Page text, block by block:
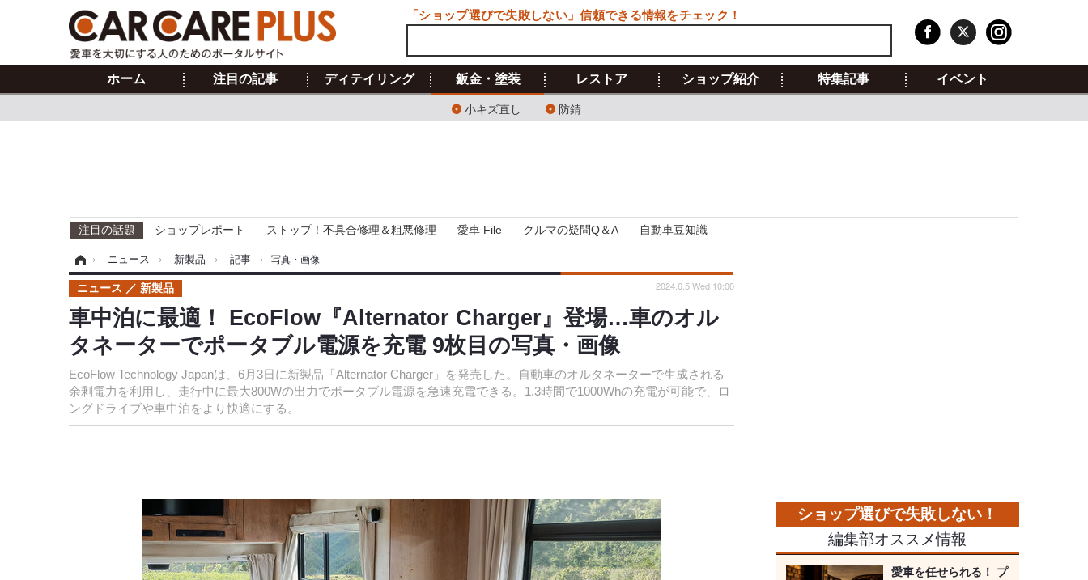
ホーム 注目の記事 ディテイリング 鈑金・塗装
小キズ直し 防錆
レストア ショップ紹介 特集記事 イベント
注目の話題 ショップレポート ストップ！不具合修理＆粗悪修理 愛車 File クルマの疑問Q＆A 自動車豆知識
› ニュース › 新製品 › 記事 › 写真・画像
車中泊に最適！ EcoFlow『Alternator Charger』登場…車のオル
タネーターでポータブル電源を充電 9枚目の写真・画像
EcoFlow Technology Japanは、6月3日に新製品「Alternator Charger」を発売した。自動車のオルタネーターで生成される
余剰電力を利用し、走行中に最大800Wの出力でポータブル電源を急速充電できる。1.3時間で1000Whの充電が可能で、ロ
ングドライブや車中泊をより快適にする。
ニュース 新製品 2024.6.5 Wed 10:00
編集部オススメ情報
愛車を任せられる！ プ
「ショップ選びで失敗しない」信頼できる情報をチェック！